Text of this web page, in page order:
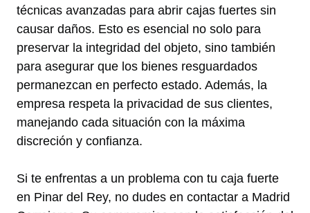
técnicas avanzadas para abrir cajas fuertes sin
causar daños. Esto es esencial no solo para
preservar la integridad del objeto, sino también
para asegurar que los bienes resguardados
permanezcan en perfecto estado. Además, la
empresa respeta la privacidad de sus clientes,
manejando cada situación con la máxima
discreción y confianza.
Si te enfrentas a un problema con tu caja fuerte
en Pinar del Rey, no dudes en contactar a Madrid